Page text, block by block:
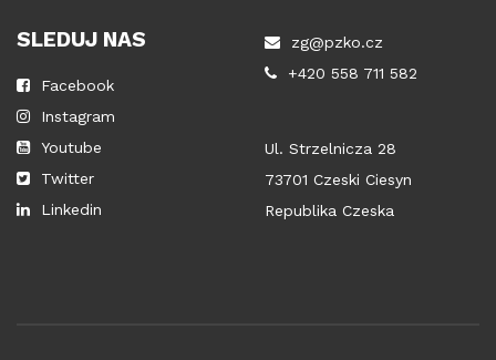
SLEDUJ NAS
Facebook
Instagram
Youtube
Twitter
Linkedin
zg@pzko.cz
+420 558 711 582
Ul. Strzelnicza 28
73701 Czeski Ciesyn
Republika Czeska